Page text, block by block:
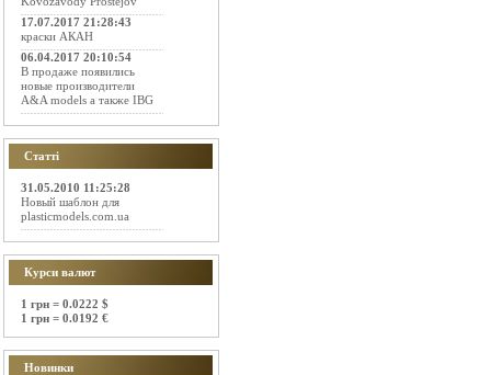
17.07.2017 21:28:43
краски АКАН
06.04.2017 20:10:54
В продаже появились
новые производители
A&A models а также IBG
Статті
31.05.2010 11:25:28
Новый шаблон для
plasticmodels.com.ua
Курси валют
1 грн = 0.0222 $
1 грн = 0.0192 €
Новинки